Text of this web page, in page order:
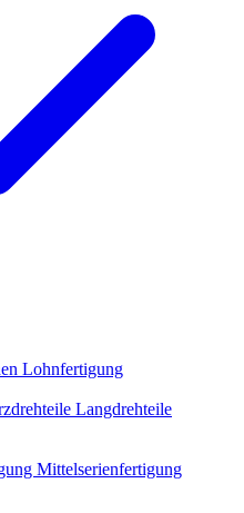
Lohnfertigung
Langdrehteile
Mittelserienfertigung